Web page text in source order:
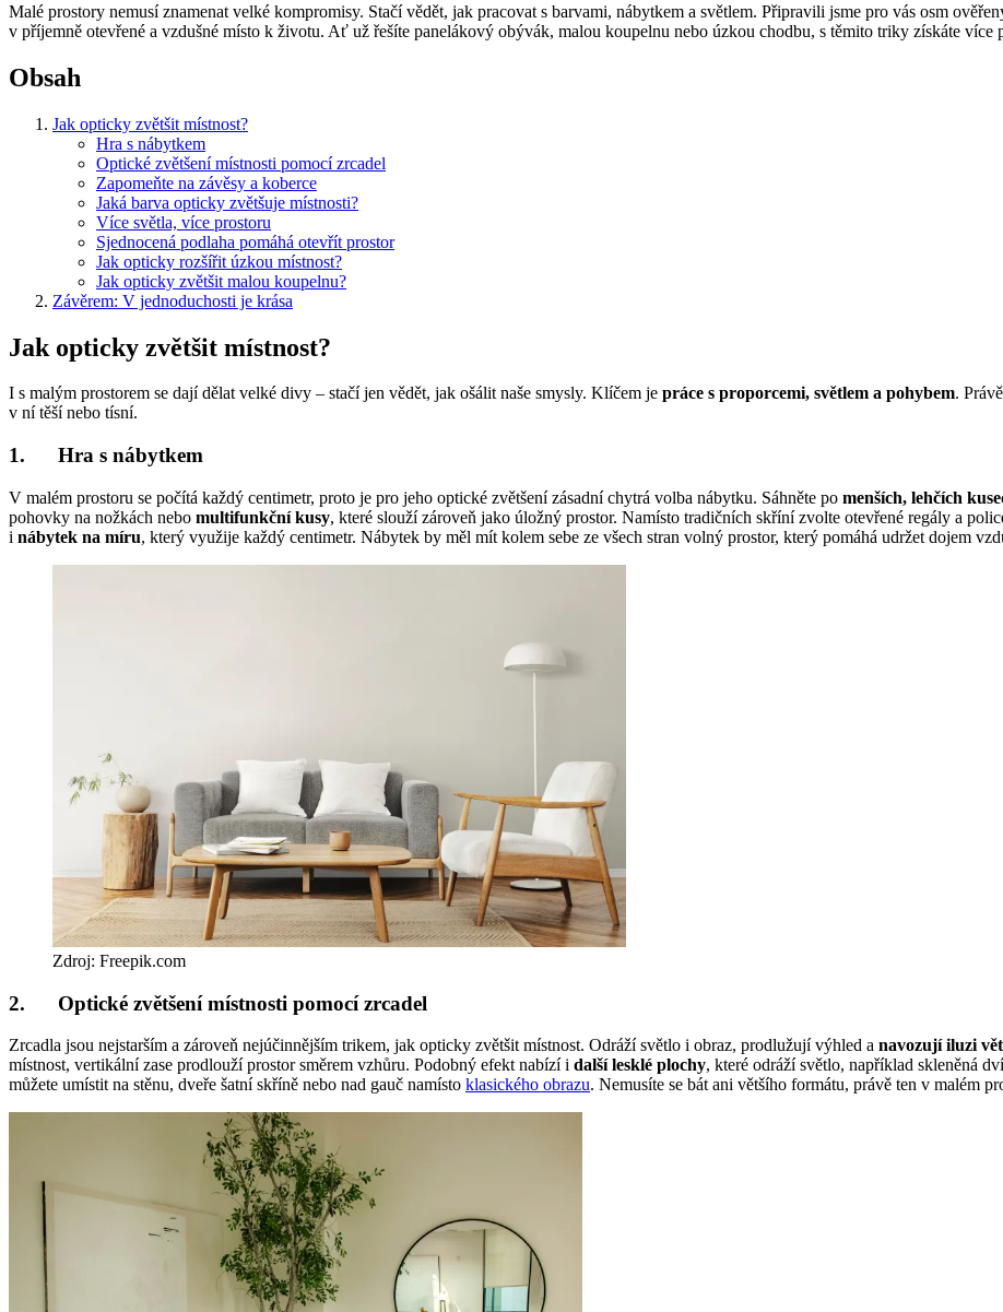
Malé prostory nemusí znamenat velké kompromisy. Stačí vědět, jak pracovat s barvami, nábytkem a světlem. Připravili jsme pro vás osm
v příjemně otevřené a vzdušné místo k životu. Ať už řešíte panelákový obývák, malou koupelnu nebo úzkou chodbu, s těmito triky získáte více
Obsah
Jak opticky zvětšit místnost?
Hra s nábytkem
Optické zvětšení místnosti pomocí zrcadel
Zapomeňte na závěsy a koberce
Jaká barva opticky zvětšuje místnosti?
Více světla, více prostoru
Sjednocená podlaha pomáhá otevřít prostor
Jak opticky rozšířit úzkou místnost?
Jak opticky zvětšit malou koupelnu?
Závěrem: V jednoduchosti je krása
Jak opticky zvětšit místnost?
I s malým prostorem se dají dělat velké divy – stačí jen vědět, jak ošálit naše smysly. Klíčem je práce s proporcemi, světlem a pohybem.
v ní těší nebo tísní.
1. Hra s nábytkem
V malém prostoru se počítá každý centimetr, proto je pro jeho optické zvětšení zásadní chytrá volba nábytku. Sáhněte po menších, lehčích
pohovky na nožkách nebo multifunkční kusy, které slouží zároveň jako úložný prostor. Namísto tradičních skříní zvolte otevřené regály a
i nábytek na míru, který využije každý centimetr. Nábytek by měl mít kolem sebe ze všech stran volný prostor, který pomáhá udržet dojem
Zdroj: Freepik.com
2. Optické zvětšení místnosti pomocí zrcadel
Zrcadla jsou nejstarším a zároveň nejúčinnějším trikem, jak opticky zvětšit místnost. Odráží světlo i obraz, prodlužují výhled a navozují iluzi
místnost, vertikální zase prodlouží prostor směrem vzhůru. Podobný efekt nabízí i další lesklé plochy, které odráží světlo, například skleněná
můžete umístit na stěnu, dveře šatní skříně nebo nad gauč namísto klasického obrazu. Nemusíte se bát ani většího formátu, právě ten v malém